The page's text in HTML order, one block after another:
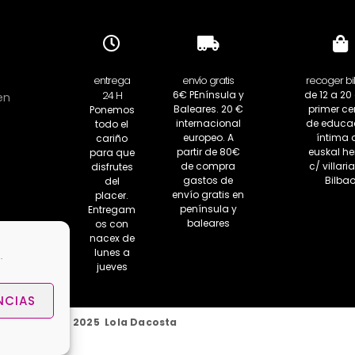
entrega
24 H
Ponemos
todo el
cariño
para que
disfrutes
del
placer.
Entregam
os con
nacex de
lunes a
jueves
envío gratis
6€ PEnínsula y
Baleares. 20 €
internacional
europeo. A
partir de 80€
de compra
gastos de
envío gratis en
península y
baleares
recoger
de 12 a 20
primer
de
íntima
euskal
c/
Bilbao
Copyright 2025 Lola Dacosta